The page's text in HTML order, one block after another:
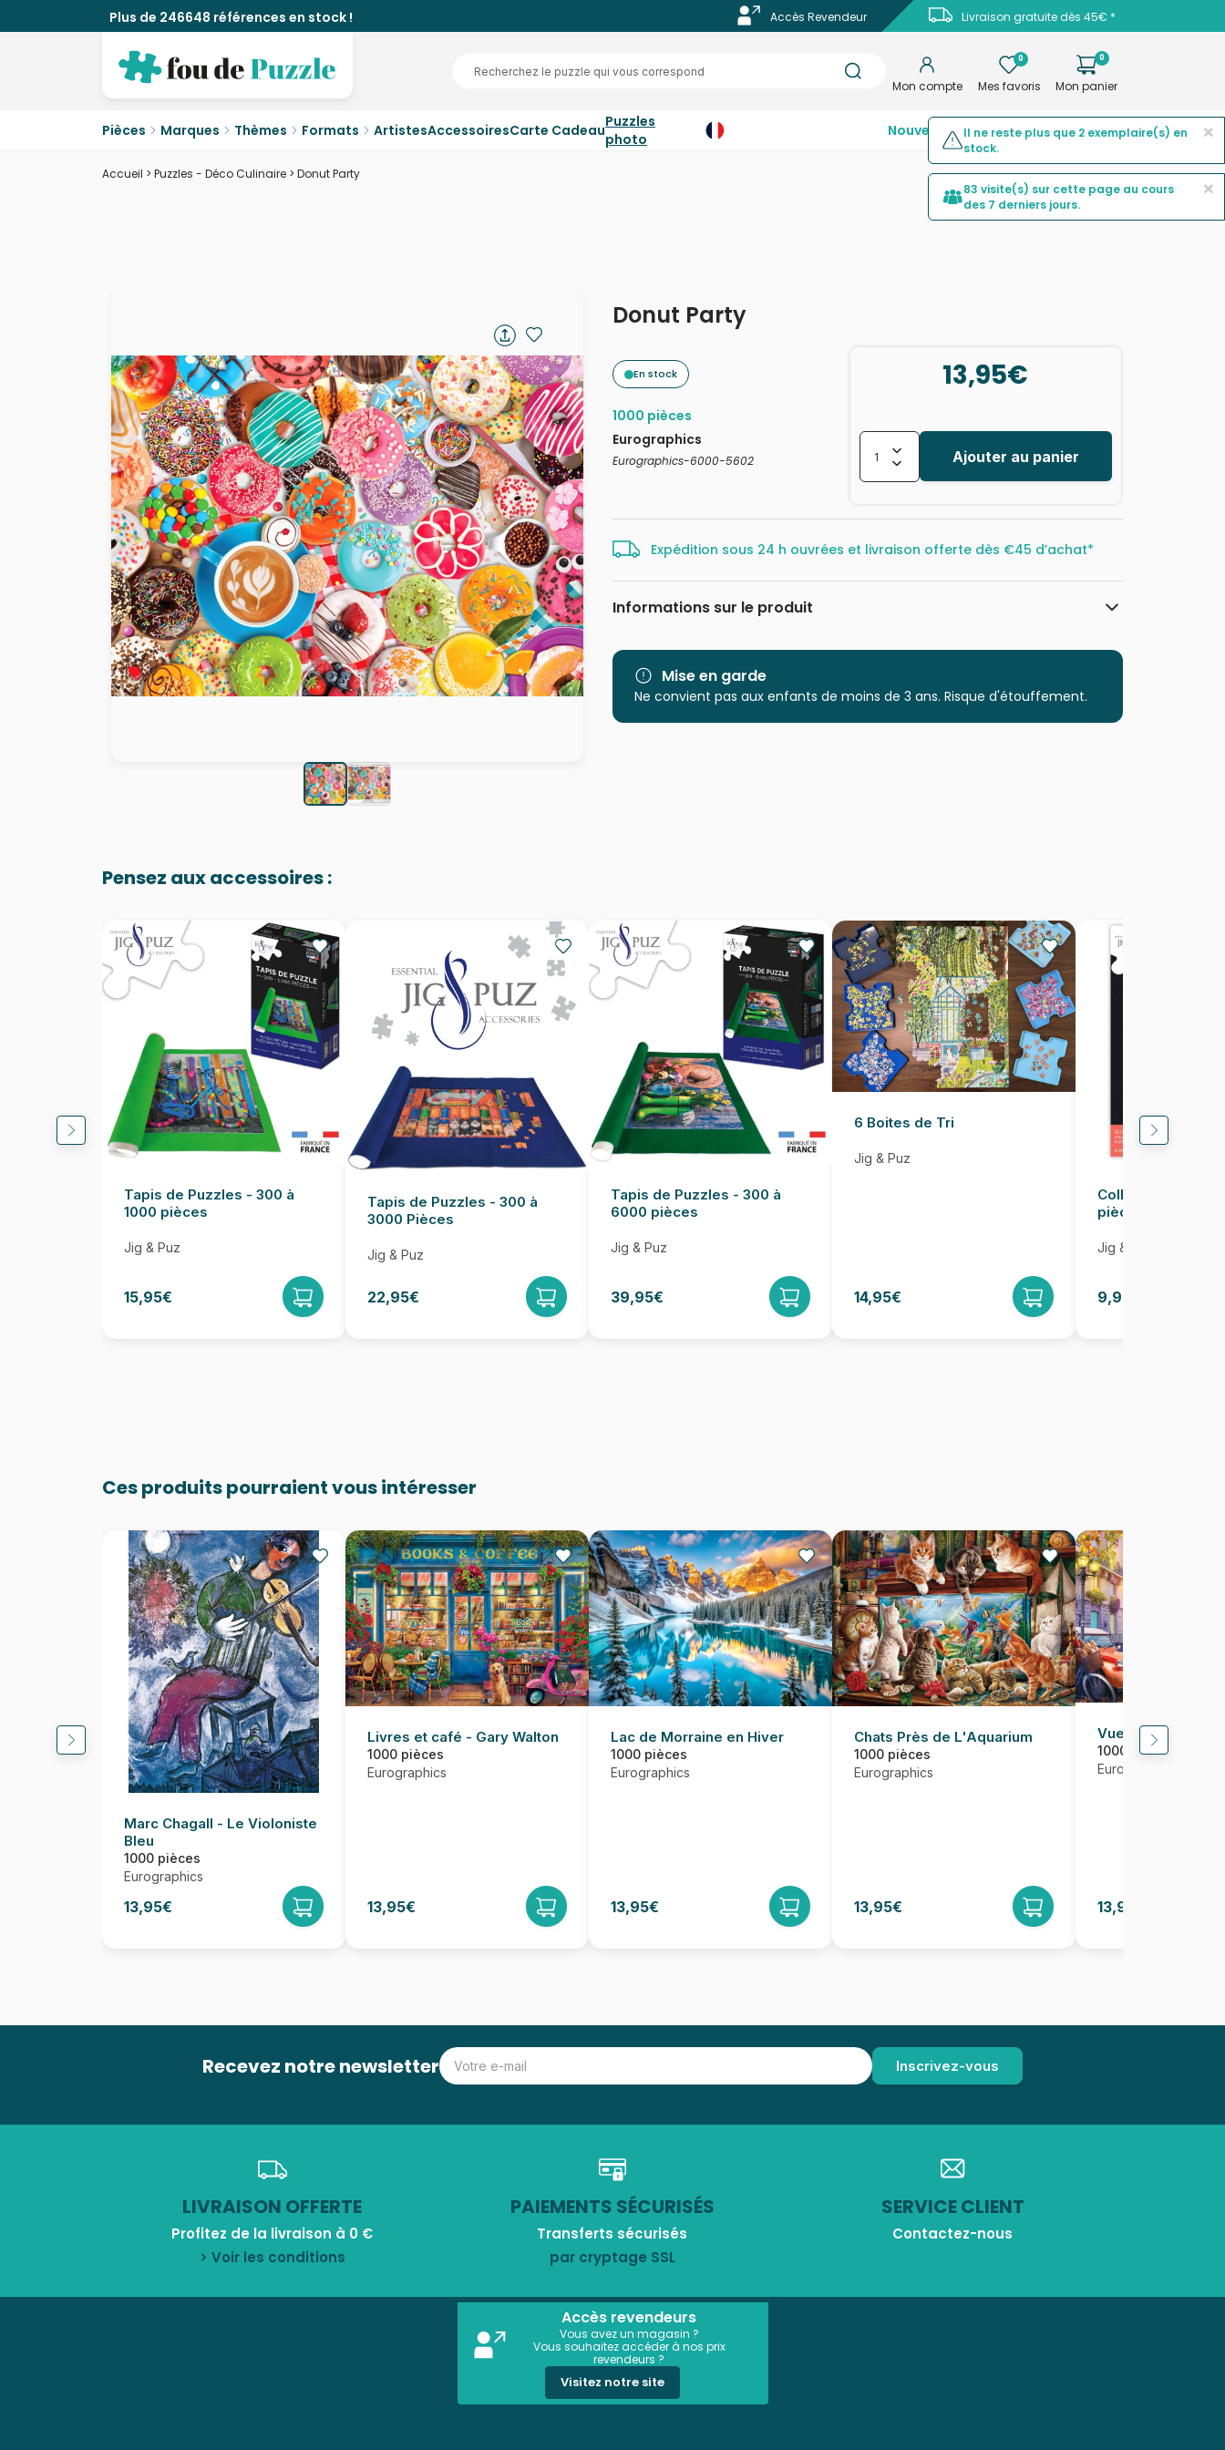
Plus de 246648 références en stock ! Livraison gratuite dès 45€ *
Accès Revendeur
Mon compte
0
Mes favoris
0
Mon panier
Pièces Marques Thèmes Formats ArtistesAccessoiresCarte CadeauPuzzles
photo
NouveautésTop ventesPromotions
Accueil > Puzzles - Déco Culinaire > Donut Party
Donut Party
En stock
1000 pièces
Eurographics
Eurographics-6000-5602
13,95€
Ajouter au panier
Expédition sous 24 h ouvrées et livraison offerte dès €45 d’achat*
Informations sur le produit
Catégorie
Age
Puzzle pour Adultes (500 à 48.000
pièces)
Mise en garde
Ne convient pas aux enfants de moins de 3 ans. Risque d'étouffement.
Pensez aux accessoires :
Tapis de Puzzles - 300 à
1000 pièces
Jig & Puz
15,95€
Tapis de Puzzles - 300 à
3000 Pièces
Jig & Puz
22,95€
Tapis de Puzzles - 300 à
6000 pièces
Jig & Puz
39,95€
6 Boites de Tri
Jig & Puz
14,95€
Colle pour Puzzle
pièces
Jig & Puz
9,95€
Ces produits pourraient vous intéresser
Marc Chagall - Le Violoniste
Bleu
1000 pièces
Eurographics
13,95€
Livres et café - Gary Walton
1000 pièces
Eurographics
13,95€
Lac de Morraine en Hiver
1000 pièces
Eurographics
13,95€
Chats Près de L'Aquarium
1000 pièces
Eurographics
13,95€
Vue de Paris,
1000 pièces
Eurographics
13,95€
Recevez notre newsletter
LIVRAISON OFFERTE
Profitez de la livraison à 0 €
> Voir les conditions
PAIEMENTS SÉCURISÉS
Transferts sécurisés
par cryptage SSL
SERVICE CLIENT
Contactez-nous
Accès revendeurs
Vous avez un magasin ?
Vous souhaitez accéder à nos prix
revendeurs ?
Visitez notre site
×
Il ne reste plus que 2 exemplaire(s) en
stock.
×
83 visite(s) sur cette page au cours
des 7 derniers jours.